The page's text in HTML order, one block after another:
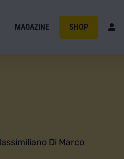
MAGAZINE SHOP
Di Marco